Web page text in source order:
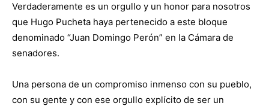
Verdaderamente es un orgullo y un honor para nosotros
que Hugo Pucheta haya pertenecido a este bloque
denominado “Juan Domingo Perón” en la Cámara de
senadores.
Una persona de un compromiso inmenso con su pueblo,
con su gente y con ese orgullo explícito de ser un